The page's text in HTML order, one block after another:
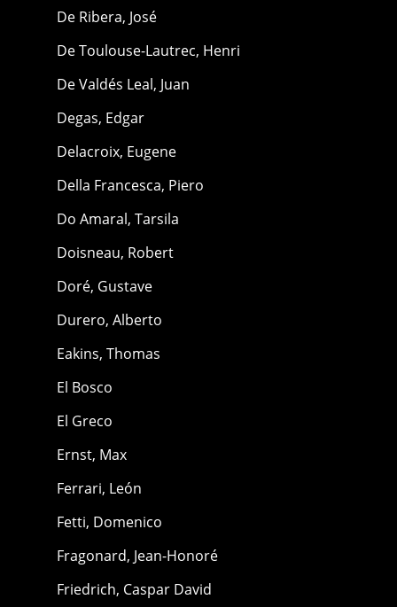
De Ribera, José
De Toulouse-Lautrec, Henri
De Valdés Leal, Juan
Degas, Edgar
Delacroix, Eugene
Della Francesca, Piero
Do Amaral, Tarsila
Doisneau, Robert
Doré, Gustave
Durero, Alberto
Eakins, Thomas
El Bosco
El Greco
Ernst, Max
Ferrari, León
Fetti, Domenico
Fragonard, Jean-Honoré
Friedrich, Caspar David